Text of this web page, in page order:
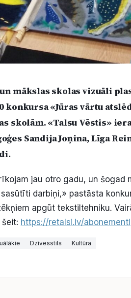
mākslas skolas vizuāli
konkursa «Jūras vārtu
skolām. «Talsu Vēstis»
Sandija Joņina, Līga
jau otro gadu, un šogad
darbiņi,» pastāsta
apgūt tekstiltehniku.
https://retalsi.lv/abonementi
Dzīvesstils Kultūra